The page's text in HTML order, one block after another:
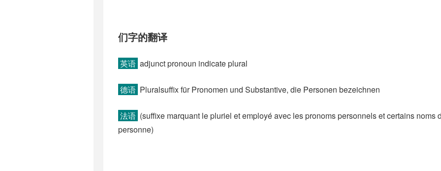
们字的翻译
英语 adjunct pronoun indicate plural
德语 Pluralsuffix für Pronomen und Substantive, die Personen bezeichnen
法语 (suffixe marquant le pluriel et employé avec les pronoms personnels et certains noms
personne)​